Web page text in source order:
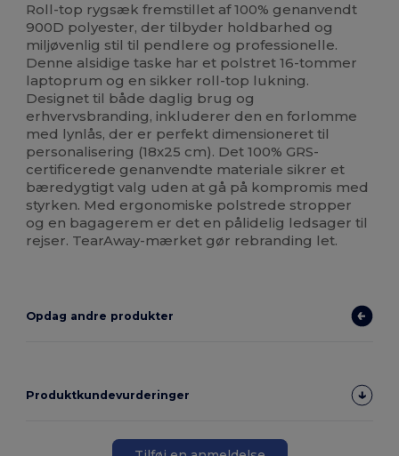
Roll-top rygsæk fremstillet af 100% genanvendt
900D polyester, der tilbyder holdbarhed og
miljøvenlig stil til pendlere og professionelle.
Denne alsidige taske har et polstret 16-tommer
laptoprum og en sikker roll-top lukning.
Designet til både daglig brug og
erhvervsbranding, inkluderer den en forlomme
med lynlås, der er perfekt dimensioneret til
personalisering (18x25 cm). Det 100% GRS-
certificerede genanvendte materiale sikrer et
bæredygtigt valg uden at gå på kompromis med
styrken. Med ergonomiske polstrede stropper
og en bagagerem er det en pålidelig ledsager til
rejser. TearAway-mærket gør rebranding let.
Opdag andre produkter
Produktkundevurderinger